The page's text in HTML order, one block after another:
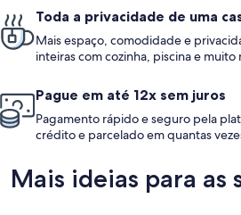
Toda a privacidade de uma
Mais espaço, comodidade e
inteiras com cozinha, piscina e muito
Pague em até 12x sem juros
Pagamento rápido e seguro pela
crédito e parcelado em quantas
Mais ideias para as